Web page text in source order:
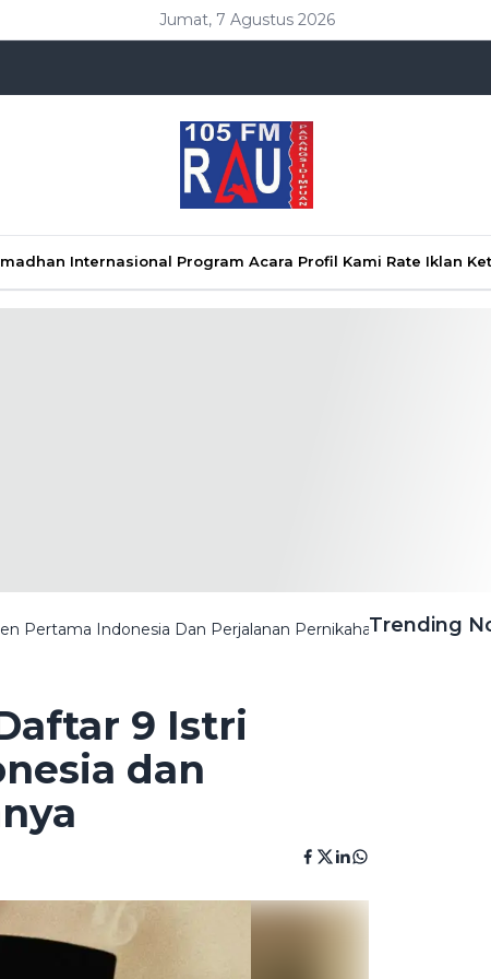
Jumat, 7 Agustus 2026
Internasional Program Acara Profil Kami Rate Iklan
Pertama Indonesia Dan Perjalanan Pernikahannya
9 Istri
dan
Trending